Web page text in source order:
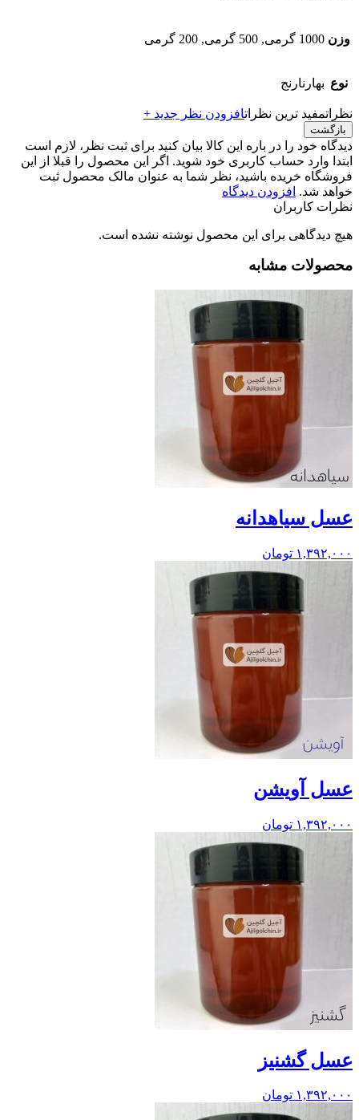
وزن 1000 گرمی, 500 گرمی, 200 گرمی
نوع بهارنارنج
نظراتمفید ترین نظراتافزودن نظر جدید +
بازگشت
دیدگاه خود را در باره این کالا بیان کنید برای ثبت نظر، لازم است
ابتدا وارد حساب کاربری خود شوید. اگر این محصول را قبلا از این
فروشگاه خریده باشید، نظر شما به عنوان مالک محصول ثبت
خواهد شد. افزودن دیدگاه
نظرات کاربران
هیچ دیدگاهی برای این محصول نوشته نشده است.
محصولات مشابه
عسل سیاهدانه
۱,۳۹۲,۰۰۰ تومان
عسل آویشن
۱,۳۹۲,۰۰۰ تومان
عسل گشنیز
۱,۳۹۲,۰۰۰ تومان